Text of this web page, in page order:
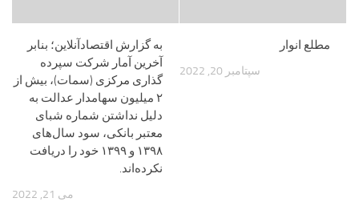
به گزارش اقتصادآنلاین؛ بنابر
آخرین آمار شرکت سپرده
گذاری مرکزی (سمات)، بیش از
۲ میلیون سهامدار عدالت به
دلیل نداشتن شماره شبای
معتبر بانکی، سود سال‌های
۱۳۹۸ و ۱۳۹۹ خود را دریافت
نکرده‌اند.
می 21, 2022
مطلع انوار
سپتامبر 20, 2022